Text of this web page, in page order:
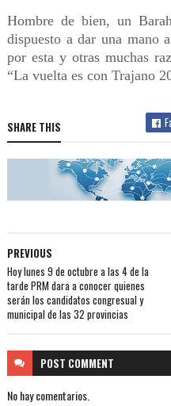
Hombre de bien, un
dispuesto a dar una mano
por esta y otras muchas
“La vuelta es con Trajano
SHARE THIS
PREVIOUS
Hoy lunes 9 de octubre a las 4 de la
tarde PRM dara a conocer quienes
serán los candidatos congresual y
municipal de las 32 provincias
POST COMMENT
No hay comentarios.